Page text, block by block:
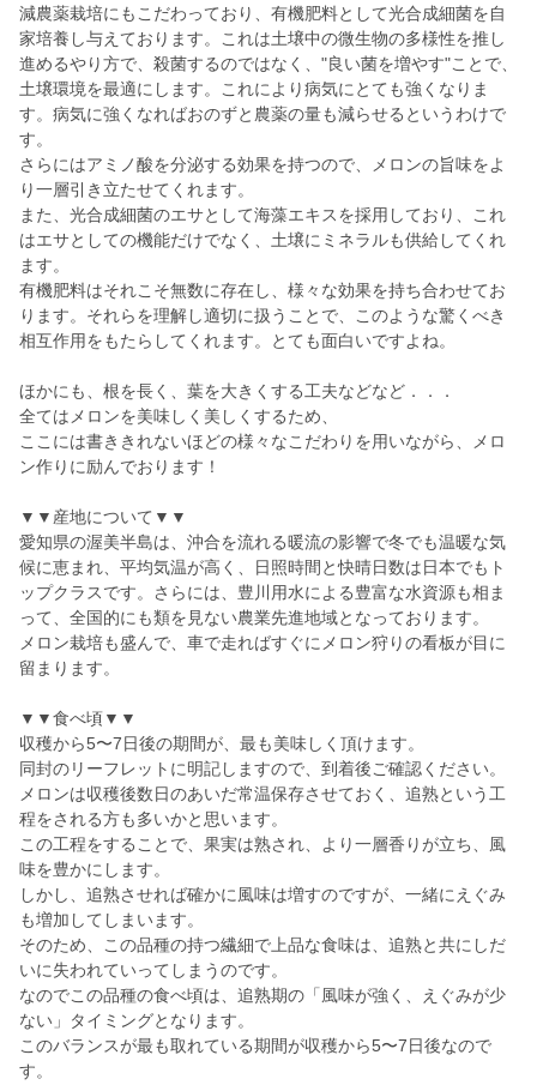
減農薬栽培にもこだわっており、有機肥料として光合成細菌を自
家培養し与えております。これは土壌中の微生物の多様性を推し
進めるやり方で、殺菌するのではなく、"良い菌を増やす"ことで、
土壌環境を最適にします。これにより病気にとても強くなりま
す。病気に強くなればおのずと農薬の量も減らせるというわけで
す。
さらにはアミノ酸を分泌する効果を持つので、メロンの旨味をよ
り一層引き立たせてくれます。
また、光合成細菌のエサとして海藻エキスを採用しており、これ
はエサとしての機能だけでなく、土壌にミネラルも供給してくれ
ます。
有機肥料はそれこそ無数に存在し、様々な効果を持ち合わせてお
ります。それらを理解し適切に扱うことで、このような驚くべき
相互作用をもたらしてくれます。とても面白いですよね。
ほかにも、根を長く、葉を大きくする工夫などなど．．．
全てはメロンを美味しく美しくするため、
ここには書ききれないほどの様々なこだわりを用いながら、メロ
ン作りに励んでおります！
▼▼産地について▼▼
愛知県の渥美半島は、沖合を流れる暖流の影響で冬でも温暖な気
候に恵まれ、平均気温が高く、日照時間と快晴日数は日本でもト
ップクラスです。さらには、豊川用水による豊富な水資源も相ま
って、全国的にも類を見ない農業先進地域となっております。
メロン栽培も盛んで、車で走ればすぐにメロン狩りの看板が目に
留まります。
▼▼食べ頃▼▼
収穫から5〜7日後の期間が、最も美味しく頂けます。
同封のリーフレットに明記しますので、到着後ご確認ください。
メロンは収穫後数日のあいだ常温保存させておく、追熟という工
程をされる方も多いかと思います。
この工程をすることで、果実は熟され、より一層香りが立ち、風
味を豊かにします。
しかし、追熟させれば確かに風味は増すのですが、一緒にえぐみ
も増加してしまいます。
そのため、この品種の持つ繊細で上品な食味は、追熟と共にしだ
いに失われていってしまうのです。
なのでこの品種の食べ頃は、追熟期の「風味が強く、えぐみが少
ない」タイミングとなります。
このバランスが最も取れている期間が収穫から5〜7日後なので
す。